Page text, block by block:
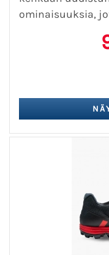
ominaisuuksia,